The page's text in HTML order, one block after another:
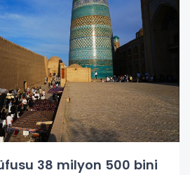
38 milyon 500 bini